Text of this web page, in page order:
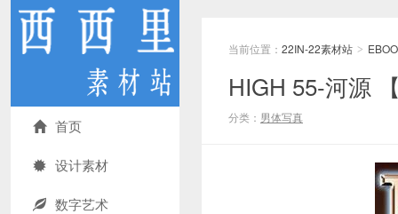
首页
设计素材
数字艺术
当前位置： 22IN-22素材站 >
HIGH 55-河源
分类： 男体写真